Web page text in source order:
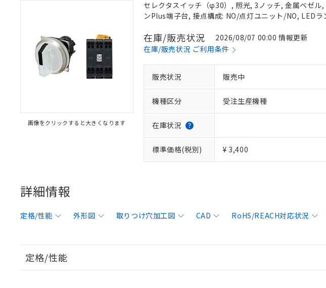
画像をクリックすると大きくなります
セレクタスイッチ（φ30）, 照光, 3ノッチ, 金属ベゼ
ンPlus端子台, 接点構成: NO/点灯ユニット/NO, LED
在庫/販売状況
2026/08/07 00:00 情報更新
在庫/販売状況 ご利用条件
販売状況 販売中
機種区分 受注生産機種
在庫状況
標準価格(税別) ¥ 3,400
詳細情報
定格/性能 外形図 取りつけ穴加工図 CAD RoHS/REACH対応状況
定格/性能